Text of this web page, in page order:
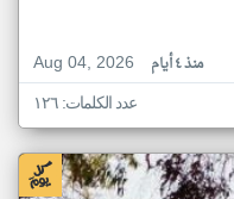
Aug 04, 2026
منذ ٤ أيام
عدد الكلمات: ١٢٦